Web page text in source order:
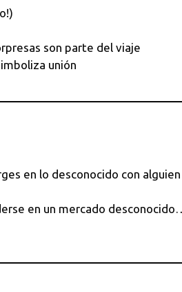
son parte del viaje
unión
en lo desconocido con
en un mercado desconocido…